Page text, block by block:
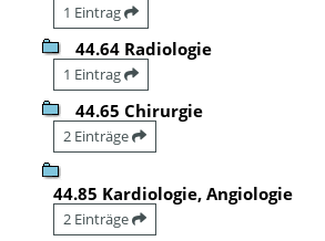
1 Eintrag
44.64 Radiologie
1 Eintrag
44.65 Chirurgie
2 Einträge
44.85 Kardiologie, Angiologie
2 Einträge